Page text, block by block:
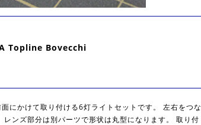
Topline Bovecchi
にかけて取り付ける6灯ライトセットです。 左右をつな
ンズ部分は別パーツで形状は丸型になります。 取り付